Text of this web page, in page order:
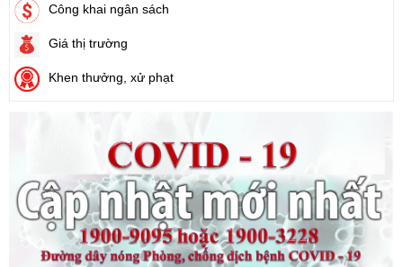
Ngày ban hành: (21/08/2024)
Số:
Tên:
(Nghị định Quy định về bồi thường, hỗ trợ, tái định cư khi
Nhà nước thu hồi đất)
Công khai ngân sách
Giá thị trường
Khen thưởng, xử phạt